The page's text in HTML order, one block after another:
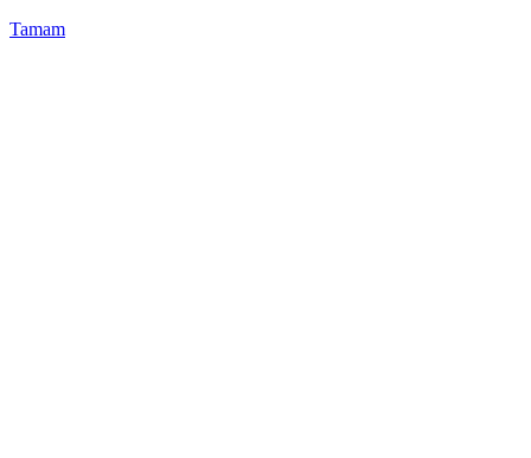
Tamam